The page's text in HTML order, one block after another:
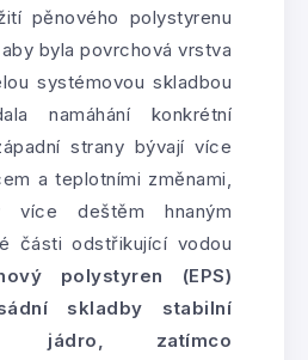
pěnového polystyrenu
byla povrchová vrstva
systémovou skladbou
namáhání konkrétní
strany bývají více
a teplotními změnami,
více deštěm hnaným
části odstřikující vodou
polystyren (EPS)
skladby stabilní
jádro, zatímco